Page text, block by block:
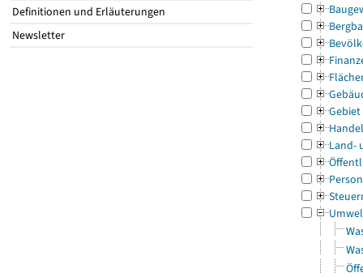
Definitionen und Erläuterungen
Newsletter
Gebiet
Land-